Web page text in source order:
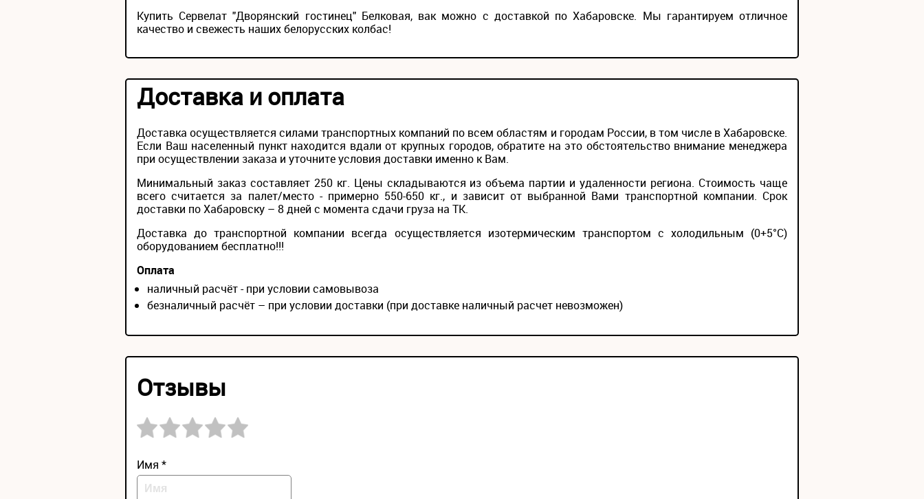
Купить Сервелат "Дворянский гостинец" Белковая, вак можно с доставкой по Хабаровске. Мы гарантируем отличное
качество и свежесть наших белорусских колбас!
Доставка и оплата
Доставка осуществляется силами транспортных компаний по всем областям и городам России, в том числе в Хабаровске.
Если Ваш населенный пункт находится вдали от крупных городов, обратите на это обстоятельство внимание менеджера
при осуществлении заказа и уточните условия доставки именно к Вам.
Минимальный заказ составляет 250 кг. Цены складываются из объема партии и удаленности региона. Стоимость чаще
всего считается за палет/место - примерно 550-650 кг., и зависит от выбранной Вами транспортной компании. Срок
доставки по Хабаровску – 8 дней с момента сдачи груза на ТК.
Доставка до транспортной компании всегда осуществляется изотермическим транспортом с холодильным (0+5°С)
оборудованием бесплатно!!!
Оплата
наличный расчёт - при условии самовывоза
безналичный расчёт – при условии доставки (при доставке наличный расчет невозможен)
Отзывы
Имя *